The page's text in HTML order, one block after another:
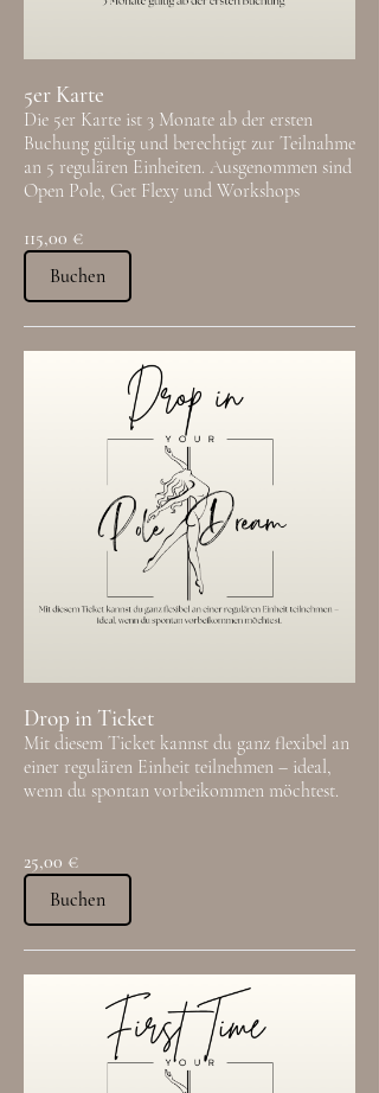
5er Karte
Die 5er Karte ist 3 Monate ab der ersten
Buchung gültig und berechtigt zur Teilnahme
an 5 regulären Einheiten. Ausgenommen sind
Open Pole, Get Flexy und Workshops
115,00 €
Buchen
Drop in Ticket
Mit diesem Ticket kannst du ganz flexibel an
einer regulären Einheit teilnehmen – ideal,
wenn du spontan vorbeikommen möchtest.
25,00 €
Buchen